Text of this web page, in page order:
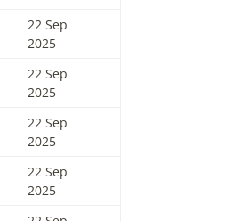
22 Sep
2025
22 Sep
2025
22 Sep
2025
22 Sep
2025